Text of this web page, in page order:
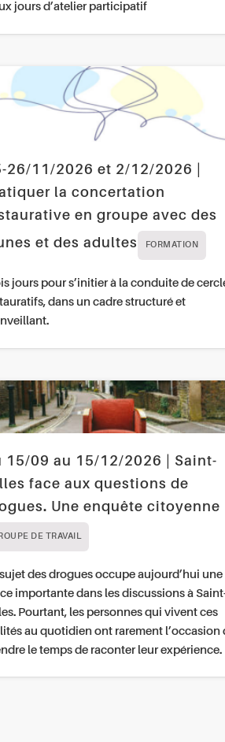
jours d’atelier participatif
26/11/2026 et 2/12/2026 |
la concertation
en groupe avec des
et des adultes
FORMATION
jours pour s’initier à la conduite de
dans un cadre structuré et
15/09 au 15/12/2026 | Saint-
face aux questions de
Une enquête citoyenne
DE TRAVAIL
sujet des drogues occupe aujourd’hui une
importante dans les discussions à
Pourtant, les personnes qui vivent ces
au quotidien ont rarement l’occasion
le temps de raconter leur expérience.